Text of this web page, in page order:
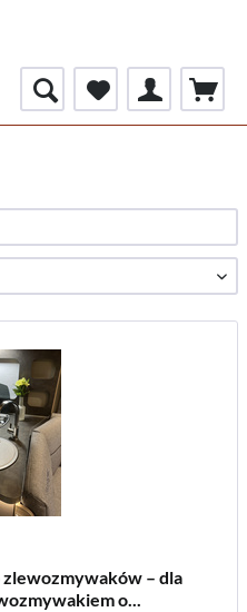
zlewozmywaków – dla
o...